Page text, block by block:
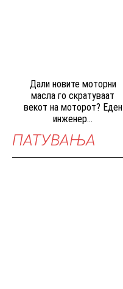
Дали новите моторни
масла го скратуваат
векот на моторот? Еден
инженер...
ПАТУВАЊА